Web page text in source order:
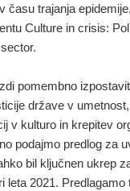
času trajanja
Culture in crisis:
pomembno
države v
v kulturo in krepitev
podajmo predlog za
bil ključnen ukrep
leta 2021. Predlagamo